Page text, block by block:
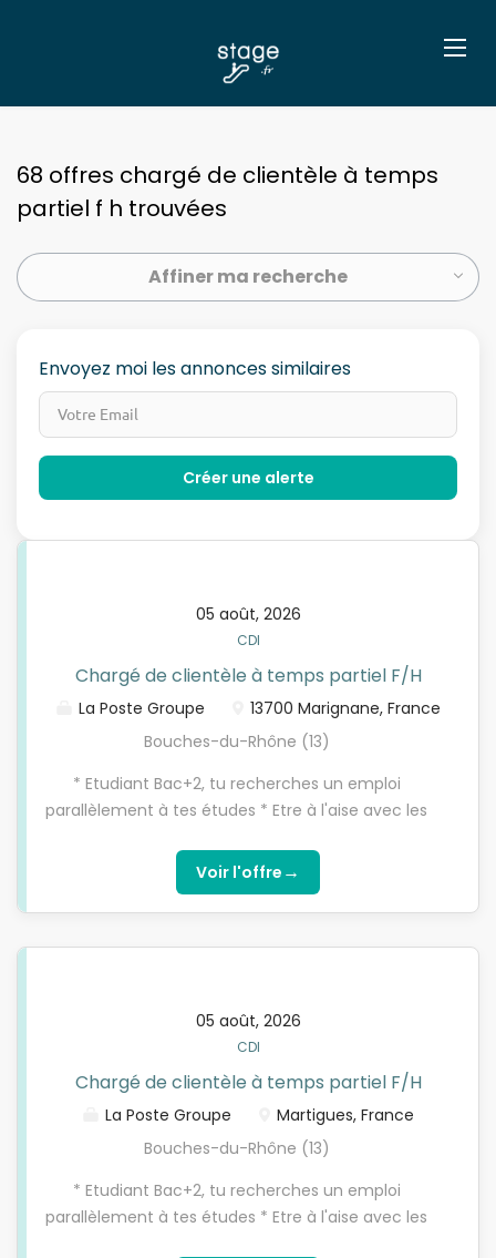
68 offres chargé de clientèle à temps
partiel f h trouvées
Affiner ma recherche
Envoyez moi les annonces similaires
05 août, 2026
CDI
Chargé de clientèle à temps partiel F/H
La Poste Groupe
13700 Marignane, France
Bouches-du-Rhône (13)
* Etudiant Bac+2, tu recherches un emploi
parallèlement à tes études * Etre à l'aise avec les
objectifs commerciaux, soucieux de répondre avec
justesse aux besoins des clients * Tu es attiré par la
relation client * Tu aimes travailler en équipe et les
challenges
Voir l'offre →
05 août, 2026
CDI
Chargé de clientèle à temps partiel F/H
La Poste Groupe
Martigues, France
Bouches-du-Rhône (13)
* Etudiant Bac+2, tu recherches un emploi
parallèlement à tes études * Etre à l'aise avec les